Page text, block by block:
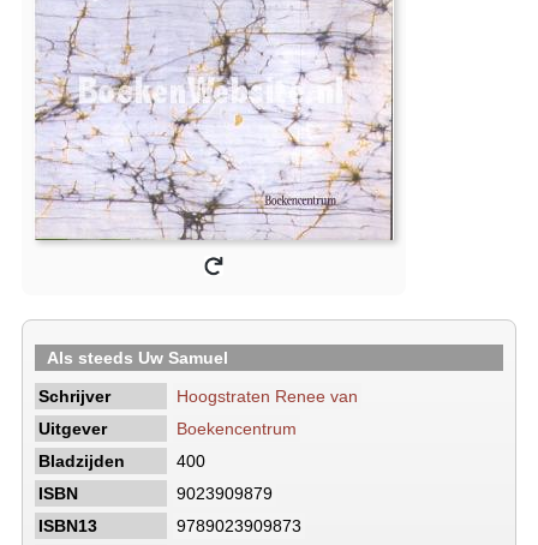
Als steeds Uw Samuel
Schrijver
Hoogstraten Renee van
Uitgever
Boekencentrum
Bladzijden
400
ISBN
9023909879
ISBN13
9789023909873